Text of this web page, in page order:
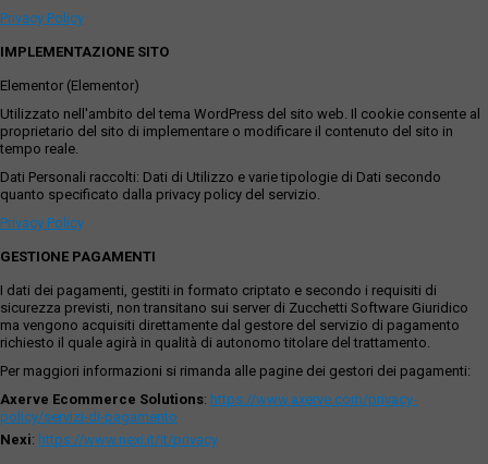
Privacy Policy
IMPLEMENTAZIONE SITO
Elementor (Elementor)
Utilizzato nell'ambito del tema WordPress del sito web. Il cookie consente al
proprietario del sito di implementare o modificare il contenuto del sito in
tempo reale.
Dati Personali raccolti: Dati di Utilizzo e varie tipologie di Dati secondo
quanto specificato dalla privacy policy del servizio.
Privacy Policy
GESTIONE PAGAMENTI
I dati dei pagamenti, gestiti in formato criptato e secondo i requisiti di
sicurezza previsti, non transitano sui server di Zucchetti Software Giuridico
ma vengono acquisiti direttamente dal gestore del servizio di pagamento
richiesto il quale agirà in qualità di autonomo titolare del trattamento.
Per maggiori informazioni si rimanda alle pagine dei gestori dei pagamenti:
Axerve Ecommerce Solutions: https://www.axerve.com/privacy-
policy/servizi-di-pagamento
Nexi: https://www.nexi.it/it/privacy